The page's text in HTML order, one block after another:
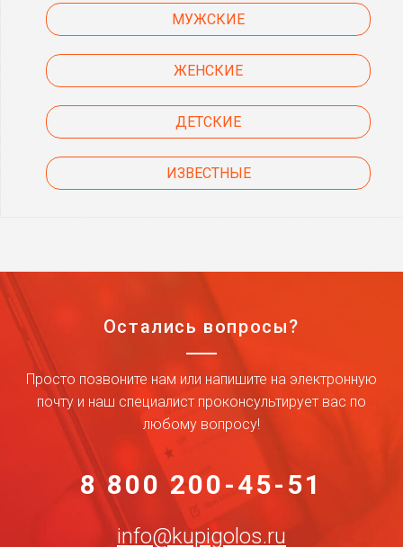
МУЖСКИЕ
ЖЕНСКИЕ
ДЕТСКИЕ
ИЗВЕСТНЫЕ
Остались вопросы?
Просто позвоните нам или напишите на электронную
почту и наш специалист проконсультирует вас по
любому вопросу!
8 800 200-45-51
info@kupigolos.ru